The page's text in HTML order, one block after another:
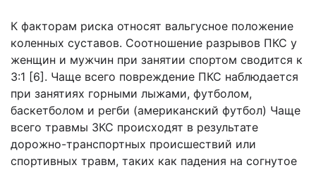
К факторам риска относят вальгусное положение
коленных суставов. Соотношение разрывов ПКС у
женщин и мужчин при занятии спортом сводится к
3:1 [6]. Чаще всего повреждение ПКС наблюдается
при занятиях горными лыжами, футболом,
баскетболом и регби (американский футбол) Чаще
всего травмы ЗКС происходят в результате
дорожно-транспортных происшествий или
спортивных травм, таких как падения на согнутое